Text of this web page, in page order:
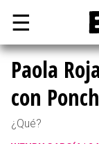
☰
Paola
con
¿Qué?